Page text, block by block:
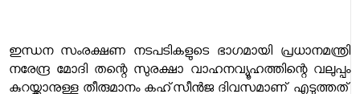
ഇന്ധന സംരക്ഷണ നടപടികളുടെ ഭാഗമായി പ്രധാനമന്ത്രി
നരേന്ദ്ര മോദി തന്റെ സുരക്ഷാ വാഹനവ്യൂഹത്തിന്റെ വലുപ്പം